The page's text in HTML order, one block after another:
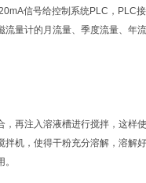
信号给控制系统PLC，PLC
量计的月流量、季度流量、年
再注入溶液槽进行搅拌，这样
机，使得干粉充分溶解，溶解